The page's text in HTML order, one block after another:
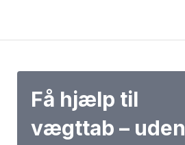
Få hjælp til
vægttab – uden